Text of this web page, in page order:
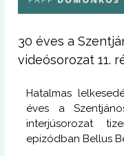
30 éves a
videósorozat 11.
Hatalmas
éves a
interjúsorozat
epizódban Bellus